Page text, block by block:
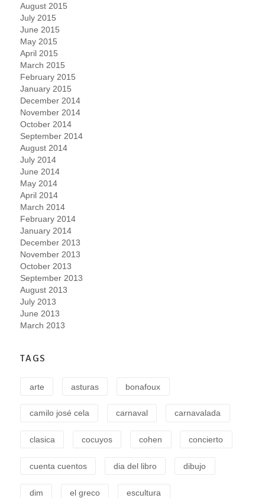
August 2015
July 2015
June 2015
May 2015
April 2015
March 2015
February 2015
January 2015
December 2014
November 2014
October 2014
September 2014
August 2014
July 2014
June 2014
May 2014
April 2014
March 2014
February 2014
January 2014
December 2013
November 2013
October 2013
September 2013
August 2013
July 2013
June 2013
March 2013
TAGS
arte asturas bonafoux
camilo josé cela carnaval carnavalada
clasica cocuyos cohen concierto
cuenta cuentos dia del libro dibujo
dim el greco escultura